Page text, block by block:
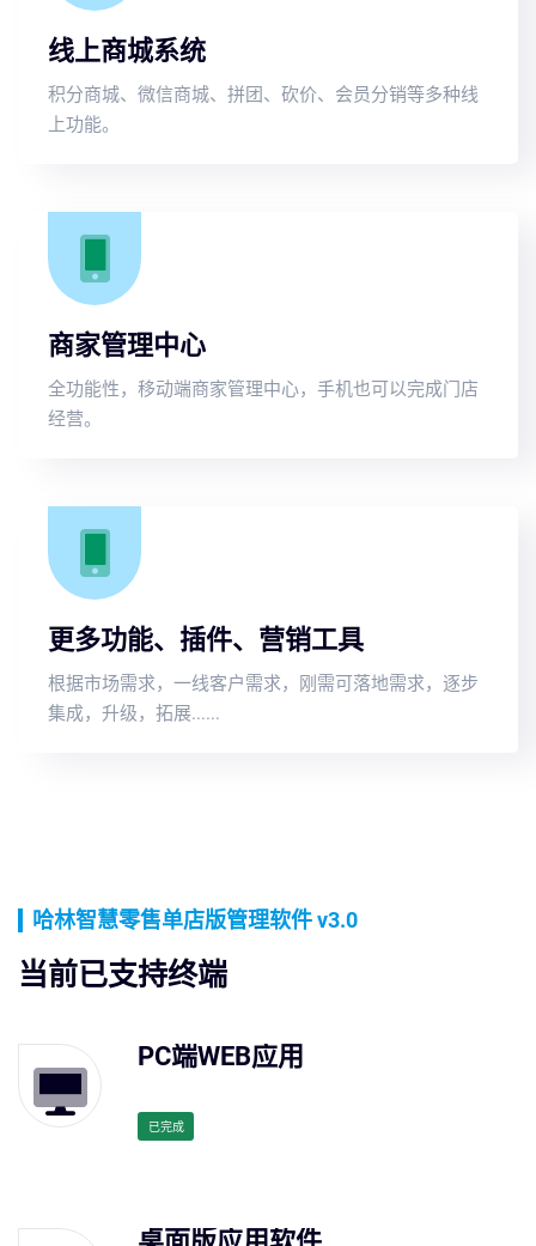
线上商城系统
积分商城、微信商城、拼团、砍价、会员分销等多种线
上功能。
商家管理中心
全功能性，移动端商家管理中心，手机也可以完成门店
经营。
更多功能、插件、营销工具
根据市场需求，一线客户需求，刚需可落地需求，逐步
集成，升级，拓展......
哈林智慧零售单店版管理软件 v3.0
当前已支持终端
PC端WEB应用
已完成